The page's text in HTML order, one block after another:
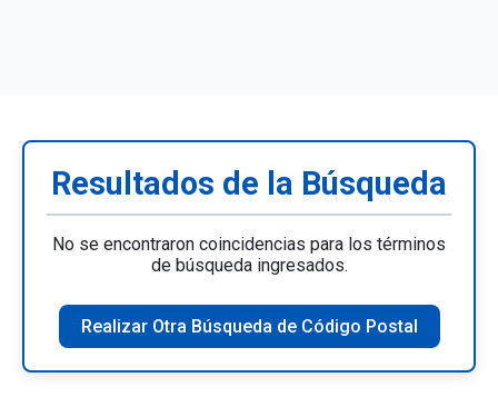
Resultados de la Búsqueda
No se encontraron coincidencias para los términos
de búsqueda ingresados.
Realizar Otra Búsqueda de Código Postal